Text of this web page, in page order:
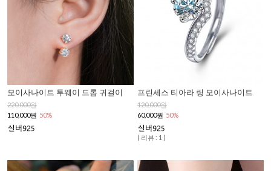
모이사나이트 투웨이 드롭 귀걸이
220,000원
110,000원 50%
프린세스 티아라 링 모이사나이트
120,000원
60,000원 50%
( 리뷰 : 1 )